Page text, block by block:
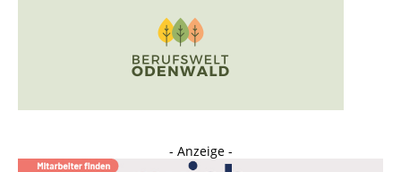
- Anzeige -